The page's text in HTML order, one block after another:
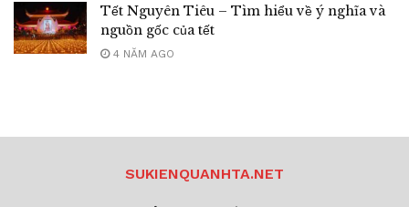
Tết Nguyên Tiêu – Tìm hiểu về ý nghĩa và
nguồn gốc của tết
4 NĂM AGO
SUKIENQUANHTA.NET